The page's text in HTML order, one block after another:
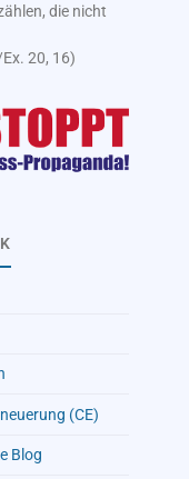
die nicht
20, 16)
(CE)
Blog